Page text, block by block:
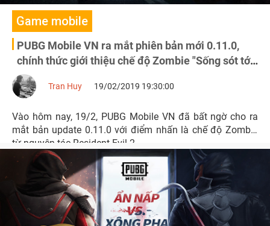
Game mobile
PUBG Mobile VN ra mắt phiên bản mới 0.11.0,
chính thức giới thiệu chế độ Zombie "Sống sót tới
bình minh"
Tran Huy 19/02/2019 19:30:00
Vào hôm nay, 19/2, PUBG Mobile VN đã bất ngờ cho ra
mắt bản update 0.11.0 với điểm nhấn là chế độ Zombie
từ nguyên tác Resident Evil 2.